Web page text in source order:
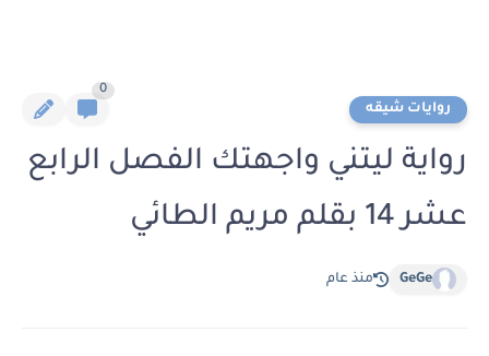
روايات شيقه
0
رواية ليتني واجهتك الفصل الرابع
عشر 14 بقلم مريم الطائي
GeGe منذ عام